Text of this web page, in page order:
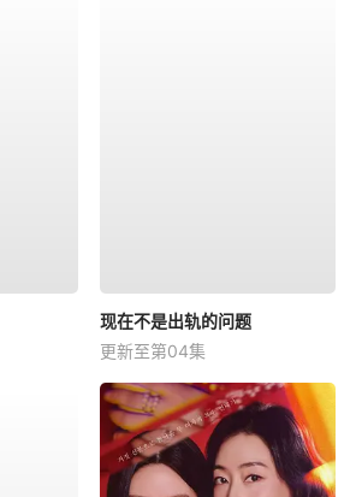
现在不是出轨的问题
更新至第04集